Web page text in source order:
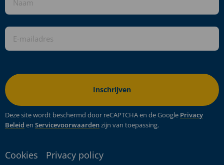
E-
mailadres
*
Deze site wordt beschermd door reCAPTCHA en de Google Privacy
Beleid en Servicevoorwaardenzijn van toepassing.
Cookies Privacy policy